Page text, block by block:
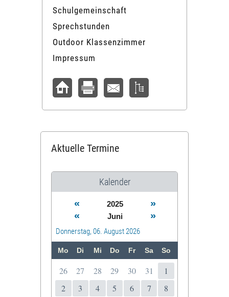
Schulgemeinschaft
Sprechstunden
Outdoor Klassenzimmer
Impressum
Aktuelle Termine
Kalender
« 2025
»
«
Juni »
Donnerstag, 06. August 2026
Mo Di Mi Do Fr Sa So
26 27 28 29 30 31
1
2
3 4 5 6 7
8